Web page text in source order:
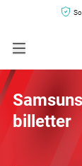
billetter